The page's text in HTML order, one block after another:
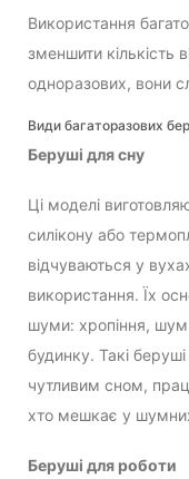
Використання
зменшити кількість
одноразових, вони
Види багаторазових
Беруші для сну
Ці моделі
силікону або
відчуваються у
використання. Їх
шуми: хропіння, шум
будинку. Такі
чутливим сном,
хто мешкає у
Беруші для роботи